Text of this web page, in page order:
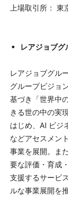
上場取引所：
レアジョブ
レアジョブグル
グループビジョ
基づき「世界中
きる世の中の実
はじめ、AI ビジ
などアセスメン
事業を展開。ま
要な評価・育成
支援するサービ
ルな事業展開を